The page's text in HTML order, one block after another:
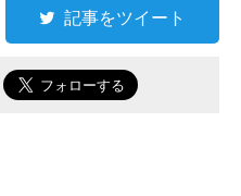
記事をツイート